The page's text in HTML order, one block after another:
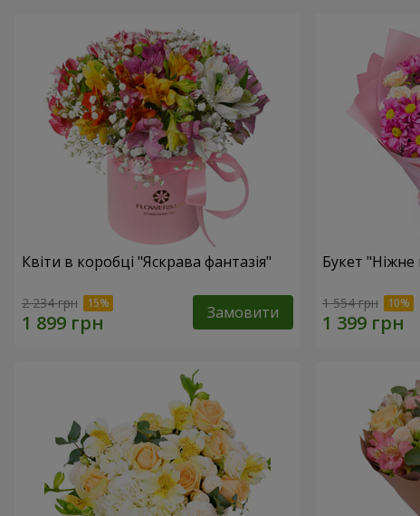
Квіти в коробці "Яскрава фантазія"
2 234 грн Замовити
Букет "Ніжне
1 554 грн